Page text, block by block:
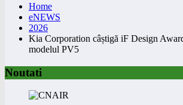
Home
eNEWS
2026
Kia Corporation câștigă iF Design
modelul PV5
Noutati